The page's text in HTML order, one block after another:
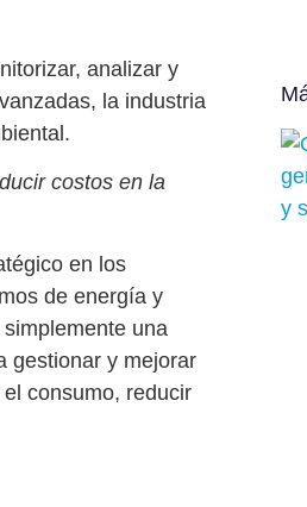
analizar y
la industria
costos en la
en los
de energía y
simplemente una
gestionar y mejorar
consumo, reducir